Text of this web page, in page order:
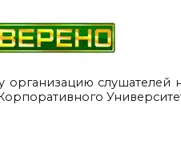
организацию слушателей